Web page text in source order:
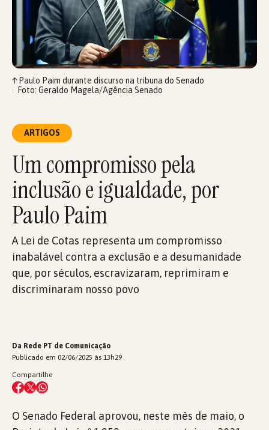
ARTIGOS
Um compromisso pela
inclusão e igualdade, por
Paulo Paim
A Lei de Cotas representa um compromisso
inabalável contra a exclusão e a desumanidade
que, por séculos, escravizaram, reprimiram e
discriminaram nosso povo
↑Paulo Paim durante discurso na tribuna do Senado
Foto: Geraldo Magela/Agência Senado
Da Rede PT de Comunicação
Publicado em 02/06/2025 às 13h29
Compartilhe
O Senado Federal aprovou, neste mês de maio, o